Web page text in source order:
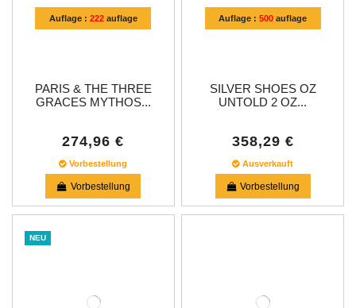
Auflage : 222auflage
PARIS & THE THREE
GRACES MYTHOS...
274,96 €
Vorbestellung
Vorbestellung
Auflage :500 auflage
SILVER SHOES OZ
UNTOLD 2 OZ...
358,29 €
Ausverkauft
Vorbestellung
NEU